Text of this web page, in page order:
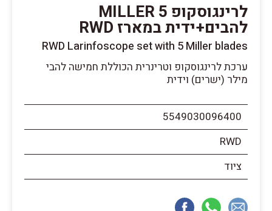
לרינגוסקופ MILLER 5
להבים+ידית במארז RWD
RWD Larinfoscope set with 5 Miller blades
ערכת לרינגוסקופ וטרינרית הכוללת חמישה להבי
מילר (ישרים) וידית
5549030096400
RWD
ציוד